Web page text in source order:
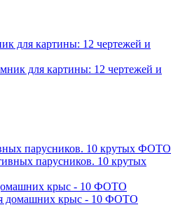
для картины: 12 чертежей и
парусников. 10 крутых ФОТО
крыс - 10 ФОТО